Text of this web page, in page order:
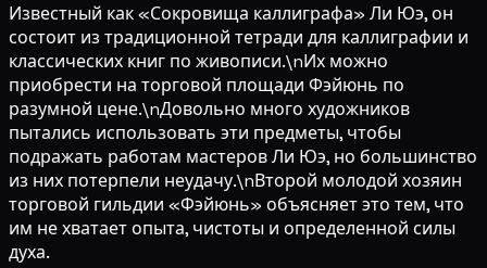
Известный как «Сокровища каллиграфа» Ли Юэ, он
состоит из традиционной тетради для каллиграфии и
классических книг по живописи.\nИх можно
приобрести на торговой площади Фэйюнь по
разумной цене.\nДовольно много художников
пытались использовать эти предметы, чтобы
подражать работам мастеров Ли Юэ, но большинство
из них потерпели неудачу.\nВторой молодой хозяин
торговой гильдии «Фэйюнь» объясняет это тем, что
им не хватает опыта, чистоты и определенной силы
духа.